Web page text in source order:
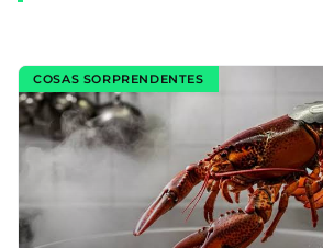
COSAS SORPRENDENTES